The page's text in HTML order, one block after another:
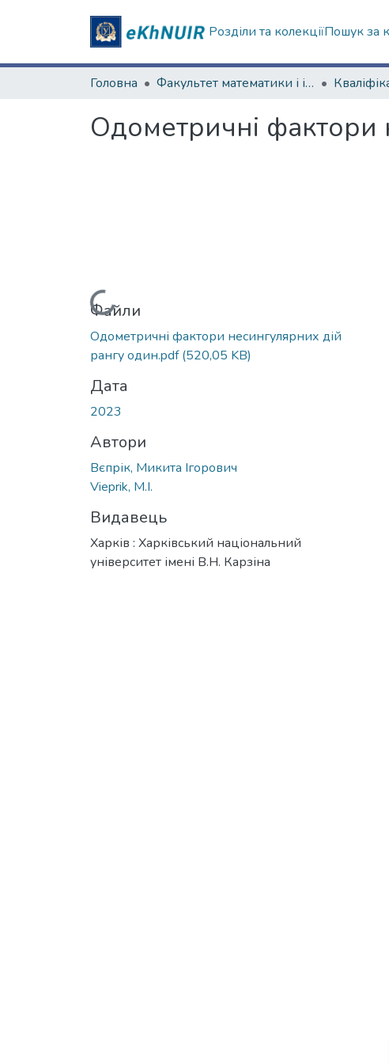
Розділи та колекціїПошук за
Головна Факультет математики і інформатики
Одометричні фактори
Вантажиться...
Файли
Одометричні фактори несингулярних дій
рангу один.pdf(520,05 KB)
Дата
2023
Автори
Вєпрік, Микита Ігорович
Vieprik, M.I.
Видавець
Харків : Харківський національний
університет імені В.Н. Карзіна